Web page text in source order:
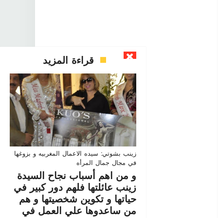
قراءة المزيد
زينب بشوتي: سيده الاعمال المغربيه و بزوغها
في مجال جمال المرأه
و من اهم أسباب نجاح السيدة
زينب عائلتها فلهم دور كبير في
حياتها و تكوين شخصيتها و هم
من ساعدوها علي العمل في